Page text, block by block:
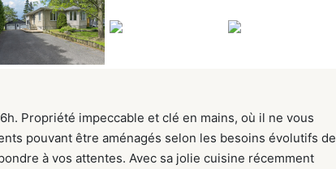
Propriété impeccable et clé en mains, où il ne vous
pouvant être aménagés selon les besoins évolutifs de
à vos attentes. Avec sa jolie cuisine récemment